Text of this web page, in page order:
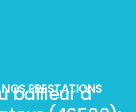
PRESTATIONS
bailleur à